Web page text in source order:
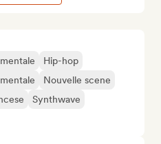
Hip-hop
Nouvelle scene
Synthwave